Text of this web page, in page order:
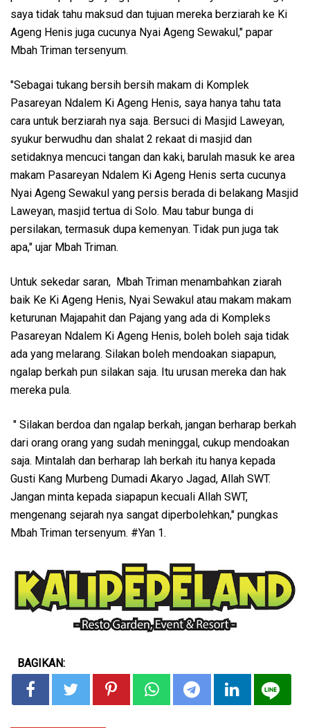
saya tidak tahu maksud dan tujuan mereka berziarah ke Ki
Ageng Henis juga cucunya Nyai Ageng Sewakul," papar
Mbah Triman tersenyum.
"Sebagai tukang bersih bersih makam di Komplek
Pasareyan Ndalem Ki Ageng Henis, saya hanya tahu tata
cara untuk berziarah nya saja. Bersuci di Masjid Laweyan,
syukur berwudhu dan shalat 2 rekaat di masjid dan
setidaknya mencuci tangan dan kaki, barulah masuk ke area
makam Pasareyan Ndalem Ki Ageng Henis serta cucunya
Nyai Ageng Sewakul yang persis berada di belakang Masjid
Laweyan, masjid tertua di Solo. Mau tabur bunga di
persilakan, termasuk dupa kemenyan. Tidak pun juga tak
apa," ujar Mbah Triman.
Untuk sekedar saran, Mbah Triman menambahkan ziarah
baik Ke Ki Ageng Henis, Nyai Sewakul atau makam makam
keturunan Majapahit dan Pajang yang ada di Kompleks
Pasareyan Ndalem Ki Ageng Henis, boleh boleh saja tidak
ada yang melarang. Silakan boleh mendoakan siapapun,
ngalap berkah pun silakan saja. Itu urusan mereka dan hak
mereka pula.
" Silakan berdoa dan ngalap berkah, jangan berharap berkah
dari orang orang yang sudah meninggal, cukup mendoakan
saja. Mintalah dan berharap lah berkah itu hanya kepada
Gusti Kang Murbeng Dumadi Akaryo Jagad, Allah SWT.
Jangan minta kepada siapapun kecuali Allah SWT,
mengenang sejarah nya sangat diperbolehkan," pungkas
Mbah Triman tersenyum. #Yan 1.
BAGIKAN: